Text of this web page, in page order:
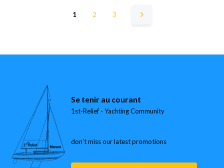
1 2 3
Se tenir au courant
1st-Relief - Yachting Community
don’t miss our latest promotions